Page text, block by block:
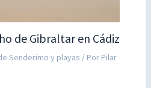
de Gibraltar en Cádiz
Senderimo y playas / Por Pilar